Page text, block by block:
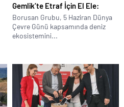
Gemlik’te Etraf İçin El Ele:
Borusan Grubu, 5 Haziran Dünya
Çevre Günü kapsamında deniz
ekosistemini...